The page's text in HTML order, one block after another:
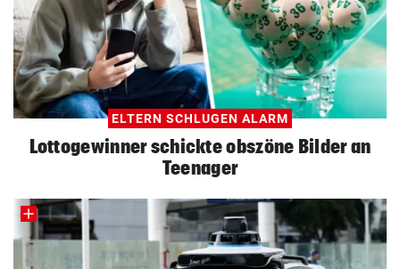
ELTERN SCHLUGEN ALARM
Lottogewinner schickte obszöne Bilder an
Teenager